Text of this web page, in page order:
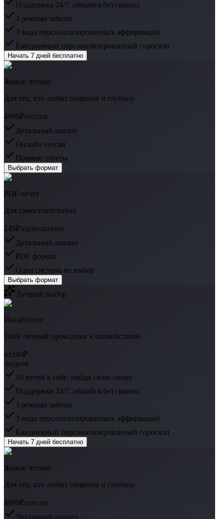
Поддержка 24/7: общайся без границ
3 режима заботы
3 вида персонализированных аффирмаций
Ежедневный персонализированный гороскоп
Начать 7 дней бесплатно
Живое чтение
Для тех, кто любит общение и глубину
4990₽/сессия
Детальный анализ
Онлайн сессия
Прямые ответы
Выбрать формат
PDF-отчёт
Для самостоятельных
249₽/единоразово
Детальный анализ
PDF формат
Одна система на выбор
Выбрать формат
Лучший выбор
Инсайтолог
Твой личный проводник к спокойствию
от249₽
/неделя
10 путей к себе: найди свою опору
Поддержка 24/7: общайся без границ
3 режима заботы
3 вида персонализированных аффирмаций
Ежедневный персонализированный гороскоп
Начать 7 дней бесплатно
Живое чтение
Для тех, кто любит общение и глубину
4990₽/сессия
Детальный анализ